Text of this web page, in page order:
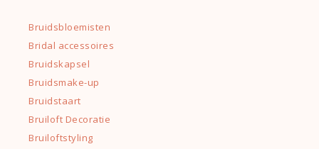
Bruidsbloemisten
Bridal accessoires
Bruidskapsel
Bruidsmake-up
Bruidstaart
Bruiloft Decoratie
Bruiloftstyling